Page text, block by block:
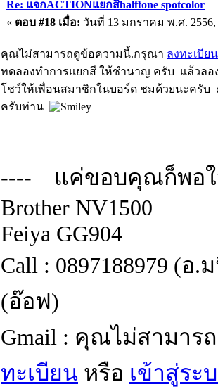
Re: แจกACTIONแยกสีhalftone spotcolor
« ตอบ #18 เมื่อ: วันที่ 13 มกราคม พ.ศ. 2556,
คุณไม่สามารถดูข้อความนี้.กรุณา ลงทะเบียน
ทดลองทำการแยกสี ให้ชำนาญ ครับ แล้วลอ
โชว์ให้เพื่อนสมาชิกในบอร์ด ชมด้วยนะครับ
ครับท่าน
---- แค่ขอบคุณก็พอใ
Brother NV1500
Feiya GG904
Call : 0897188979 (อ.
(อ๊อฟ)
Gmail : คุณไม่สามา
ทะเบียน หรือ เข้าสู่ระ